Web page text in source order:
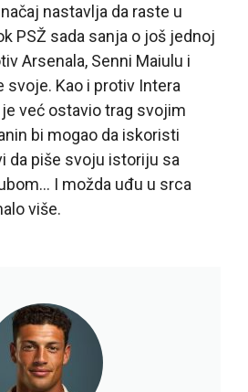
nastavlja da raste u
PSŽ sada sanja o još jednoj
Arsenala, Senni Maiulu i
svoje. Kao i protiv Intera
već ostavio trag svojim
bi mogao da iskoristi
da piše svoju istoriju sa
I možda uđu u srca
više.